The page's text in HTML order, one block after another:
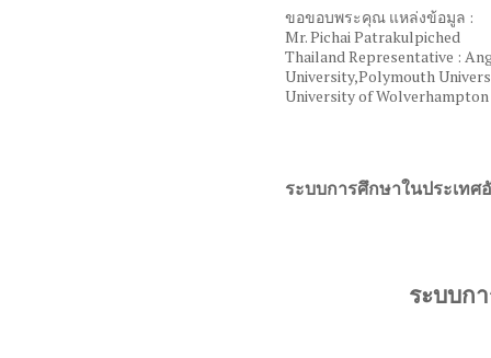
ขอขอบพระคุณ แหล่งข้อมูล :
Mr. Pichai Patrakulpiched
Thailand Representative :
University,Polymouth
University of Wolverhampton
ระบบการศึกษาในประเทศ
ระบบก